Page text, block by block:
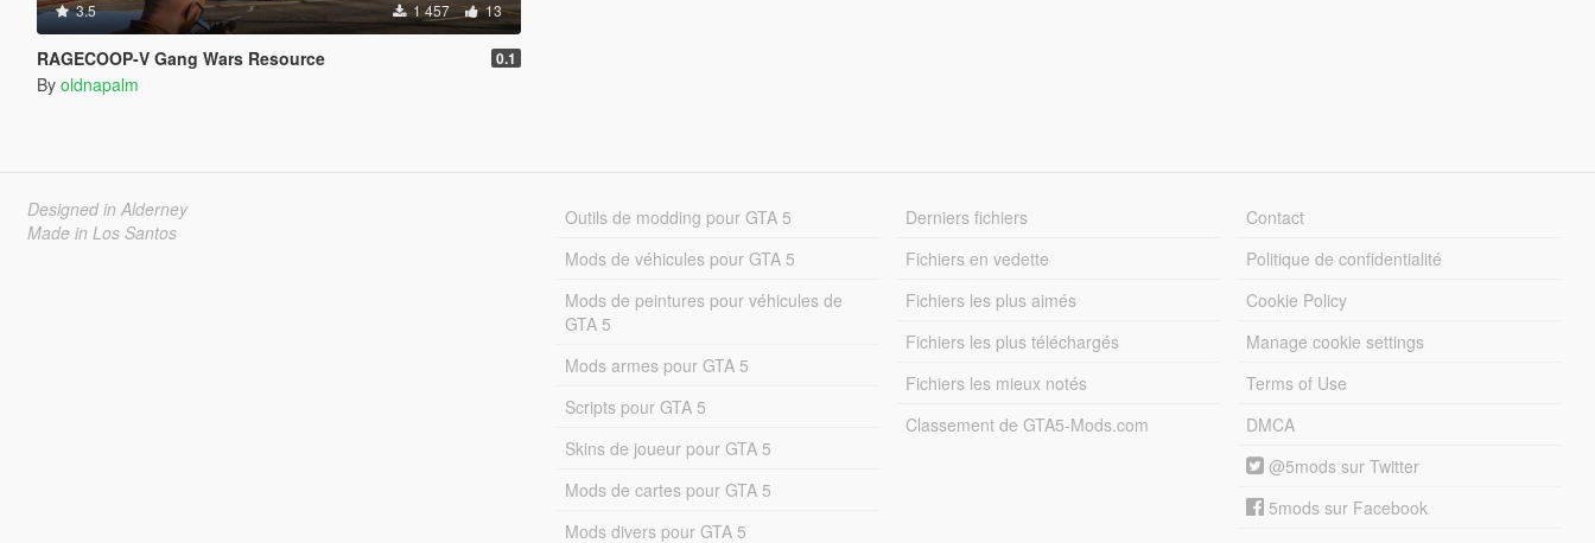
3.5 1 457 13
RAGECOOP-V Gang Wars Resource 0.1
By oldnapalm
Designed in Alderney
Made in Los Santos
Outils de modding pour GTA 5
Mods de véhicules pour GTA 5
Mods de peintures pour véhicules de
GTA 5
Mods armes pour GTA 5
Scripts pour GTA 5
Skins de joueur pour GTA 5
Mods de cartes pour GTA 5
Mods divers pour GTA 5
Derniers fichiers
Fichiers en vedette
Fichiers les plus aimés
Fichiers les plus téléchargés
Fichiers les mieux notés
Classement de GTA5-Mods.com
Contact
Politique de confidentialité
Cookie Policy
Manage cookie settings
Terms of Use
DMCA
@5mods sur Twitter
5mods sur Facebook